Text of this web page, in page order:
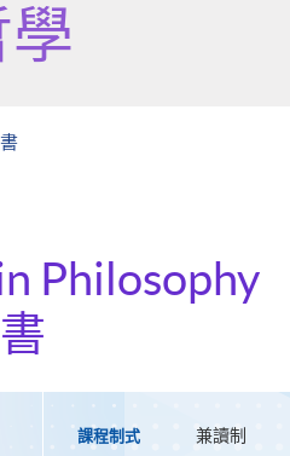
Philosophy
課程制式 兼讀制